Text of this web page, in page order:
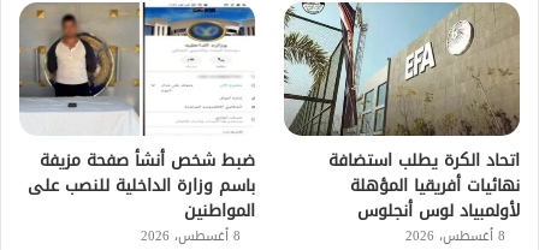
اتحاد الكرة يطلب استضافة
نهائيات أفريقيا المؤهلة
لأولمبياد لوس أنجلوس
8 أغسطس، 2026
ضبط شخص أنشأ صفحة مزيفة
باسم وزارة الداخلية للنصب على
المواطنين
8 أغسطس، 2026